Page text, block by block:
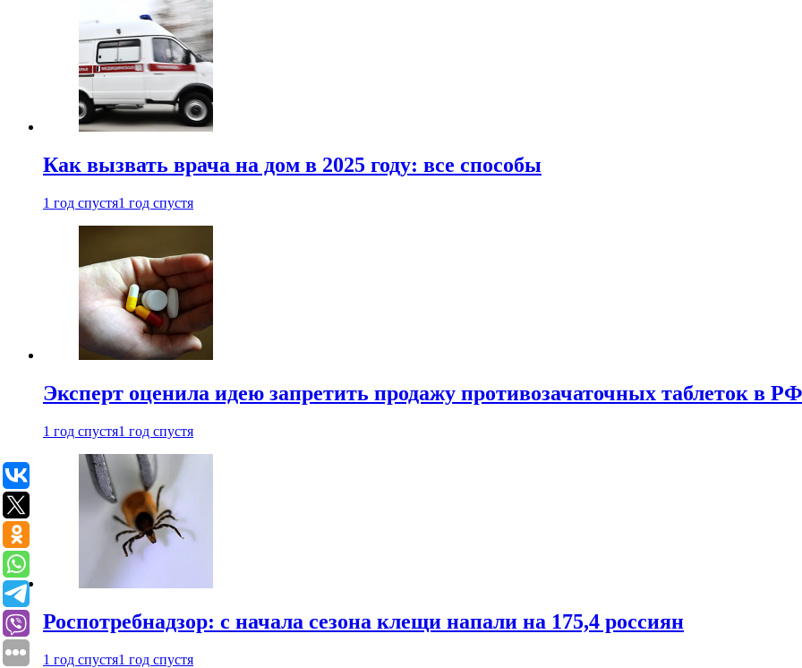
Как вызвать врача на дом в 2025 году: все способы
1 год спустя1 год спустя
Эксперт оценила идею запретить продажу противозачаточных таблеток в РФ
1 год спустя1 год спустя
Роспотребнадзор: с начала сезона клещи напали на 175,4 россиян
1 год спустя1 год спустя